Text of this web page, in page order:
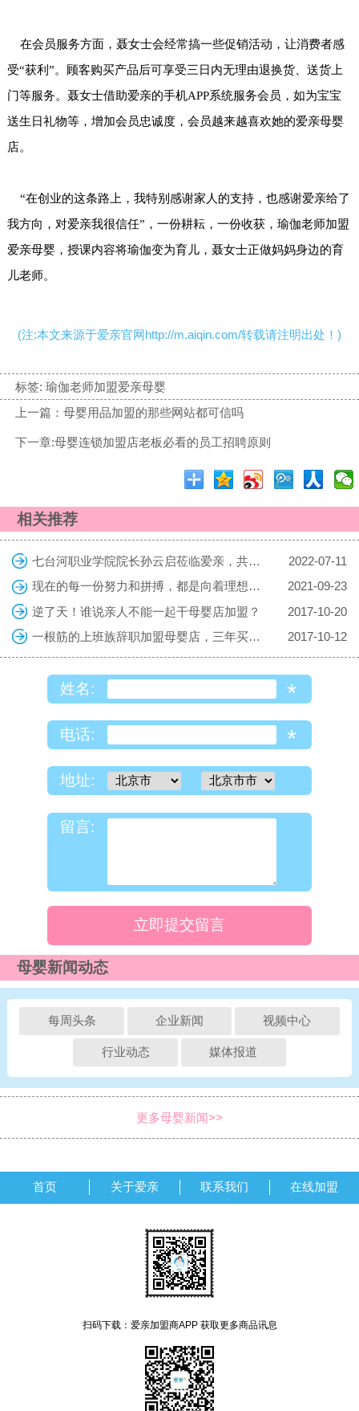
在会员服务方面，聂女士会经常搞一些促销活动，让消费者感
受“获利”。顾客购买产品后可享受三日内无理由退换货、送货上
门等服务。聂女士借助爱亲的手机APP系统服务会员，如为宝宝
送生日礼物等，增加会员忠诚度，会员越来越喜欢她的爱亲母婴
店。
“在创业的这条路上，我特别感谢家人的支持，也感谢爱亲给了
我方向，对爱亲我很信任”，一份耕耘，一份收获，瑜伽老师加盟
爱亲母婴，授课内容将瑜伽变为育儿，聂女士正做妈妈身边的育
儿老师。
(注:本文来源于爱亲官网http://m.aiqin.com/转载请注明出处！)
标签: 瑜伽老师加盟爱亲母婴
上一篇：母婴用品加盟的那些网站都可信吗
下一章:母婴连锁加盟店老板必看的员工招聘原则
相关推荐
七台河职业学院院长孙云启莅临爱亲，共探校企合作共育复合型人才
2022-07-11
现在的每一份努力和拼搏，都是向着理想的生活迈进，勇敢向前吧！
2021-09-23
逆了天！谁说亲人不能一起干母婴店加盟？
2017-10-20
一根筋的上班族辞职加盟母婴店，三年买车房
2017-10-12
姓名: *
电话: *
地址:
留言:
立即提交留言
母婴新闻动态
每周头条 企业新闻 视频中心
行业动态 媒体报道
更多母婴新闻>>
首页 关于爱亲 联系我们 在线加盟
扫码下载：爱亲加盟商APP 获取更多商品讯息